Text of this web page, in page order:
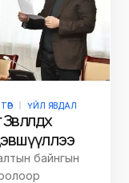
ҮЙЛ ЯВДАЛ
байнгын